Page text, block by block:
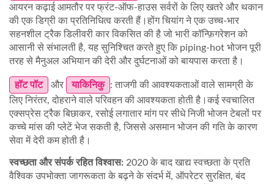
आयरन कढ़ाई आमतौर पर फ्रंट-ऑफ-हाउस सर्वरों के लिए खतरे और थकान
की एक डिग्री का प्रतिनिधित्व करती हैं।होंग चियांग ने एक उच्च-भार
सहनशील ट्रैक डिलीवरी कार विकसित की है जो भारी कॉन्फ़िगरेशन को
आसानी से संभालती है, यह सुनिश्चित करते हुए कि piping-hot भोजन पूरी
तरह से मैनुअल अभियान की देरी और दुर्घटनाओं को बायपास करता है।
हॉट पॉट और याकिनिकु
: ताजगी की आवश्यकताओं वाले सामग्री के
लिए निरंतर, दोहराने वाले परिवहन की आवश्यकता होती है।कई स्वचालित
एक्सप्रेस ट्रैक बिछाकर, रसोई लगातार मांग पर सीधे निजी भोजन टेबलों पर
कच्चे मांस की प्लेटें भेज सकती है, जिससे असमान भोजन की गति के कारण
सेवा में देरी कम होती है।
स्वच्छता और संपर्क रहित विश्वास: 2020 के बाद खाद्य स्वच्छता के प्रति
वैश्विक उपभोक्ता जागरूकता के बढ़ने के संदर्भ में, ऑपरेटर सुरक्षित, बंद